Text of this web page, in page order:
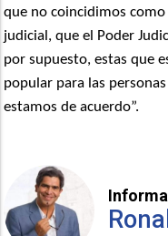
que no coincidimos
judicial, que el Poder
por supuesto, estas que
popular para las
estamos de acuerdo”.